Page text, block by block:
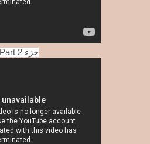
Part 2 جزء